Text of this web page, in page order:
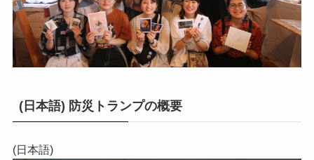
(日本語) 防災トランプの概要
(日本語)